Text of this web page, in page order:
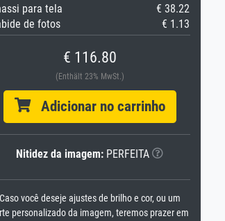
para tela
€ 38.22
de fotos
€ 1.13
€ 116.80
(Enthält 23% MwSt.)
Adicionar no carrinho
Nitidez da imagem: PERFEITA
Caso você deseje ajustes de brilho e cor, ou um
personalizado da imagem, teremos prazer em